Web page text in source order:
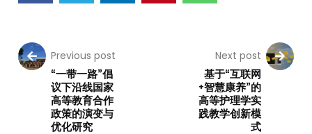
Previous post
“一带一路”倡
议下沿线国家
高等教育合作
政策的演变与
优化研究
Next post
基于“互联网
+智慧康养”的
高等护理学实
践教学创新模
式